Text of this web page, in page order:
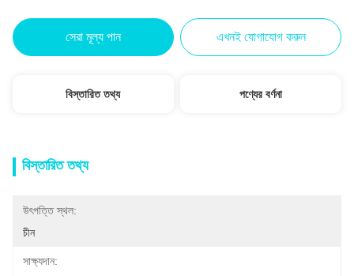
সেরা মূল্য পান এখনই যোগাযোগ করুন
বিস্তারিত তথ্য পণ্যের বর্ণনা
বিস্তারিত তথ্য
উৎপত্তি স্থল:
চীন
সাক্ষ্যদান: